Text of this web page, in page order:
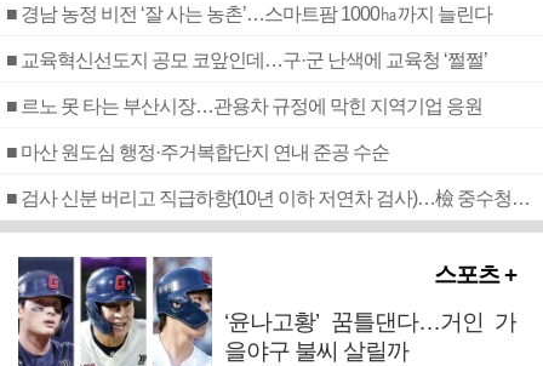
■ 경남 농정 비전 ‘잘 사는 농촌’…스마트팜 1000㏊까지 늘린다
■ 교육혁신선도지 공모 코앞인데…구·군 난색에 교육청 ‘쩔쩔’
■ 르노 못 타는 부산시장…관용차 규정에 막힌 지역기업 응원
■ 마산 원도심 행정·주거복합단지 연내 준공 수순
■ 검사 신분 버리고 직급하향(10년 이하 저연차 검사)…檢 중수청행 기피
스포츠 +
‘윤나고황’ 꿈틀댄다…거인 가
을야구 불씨 살릴까